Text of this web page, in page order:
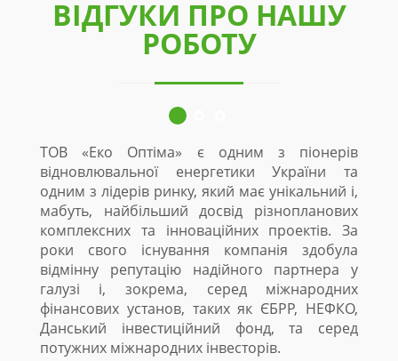
ВІДГУКИ ПРО НАШУ
РОБОТУ
ТОВ «Еко Оптіма» є одним з піонерів
відновлювальної енергетики України та
одним з лідерів ринку, який має унікальний і,
мабуть, найбільший досвід різнопланових
комплексних та інноваційних проектів. За
роки свого існування компанія здобула
відмінну репутацію надійного партнера у
галузі і, зокрема, серед міжнародних
фінансових установ, таких як ЄБРР, НЕФКО,
Данський інвестиційний фонд, та серед
потужних міжнародних інвесторів.